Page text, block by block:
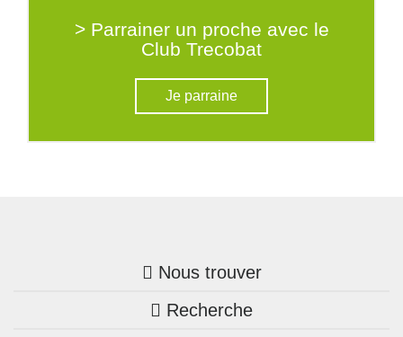
> Parrainer un proche avec le
Club Trecobat
Je parraine
Nous trouver
Trouver une agence
Recherche